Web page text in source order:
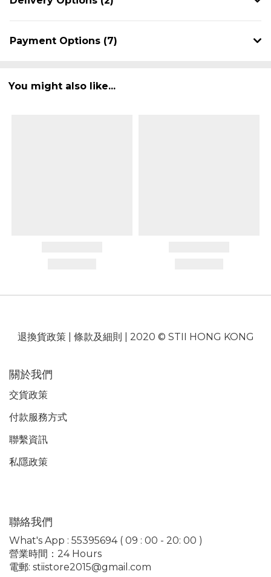
Payment Options (7)
You might also like...
退換貨政策| 條款及細則 | 2020 © STII HONG KONG
關於我們
交貨政策
付款服務方式
聯繫資訊
私隱政策
聯絡我們
What's App : 55395694 ( 09 : 00 - 20: 00 )
營業時間：24 Hours
電郵: stiistore2015@gmail.com